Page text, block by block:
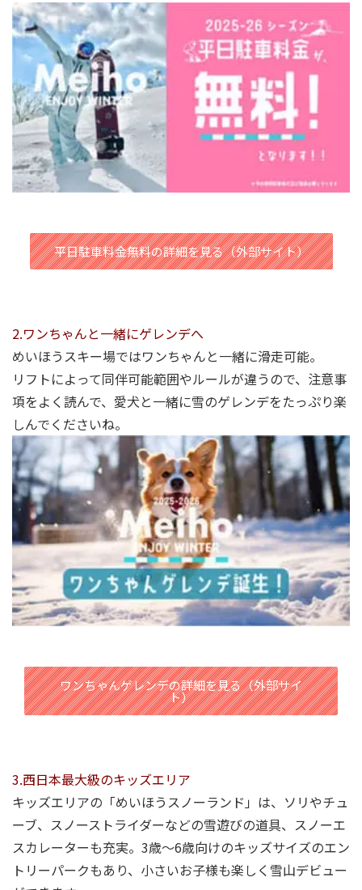
平日駐車料金無料の詳細を見る（外部サイト）
2.ワンちゃんと一緒にゲレンデへ
めいほうスキー場ではワンちゃんと一緒に滑走可能。
リフトによって同伴可能範囲やルールが違うので、注意事
項をよく読んで、愛犬と一緒に雪のゲレンデをたっぷり楽
しんでくださいね。
ワンちゃんゲレンデの詳細を見る（外部サイ
ト）
3.西日本最大級のキッズエリア
キッズエリアの「めいほうスノーランド」は、ソリやチュ
ーブ、スノーストライダーなどの雪遊びの道具、スノーエ
スカレーターも充実。3歳～6歳向けのキッズサイズのエン
トリーパークもあり、小さいお子様も楽しく雪山デビュー